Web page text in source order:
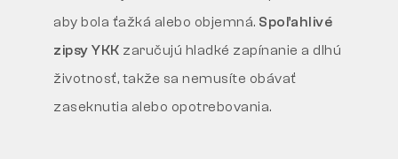
aby bola ťažká alebo objemná. Spoľahlivé
zipsy YKK zaručujú hladké zapínanie a dlhú
životnosť, takže sa nemusíte obávať
zaseknutia alebo opotrebovania.